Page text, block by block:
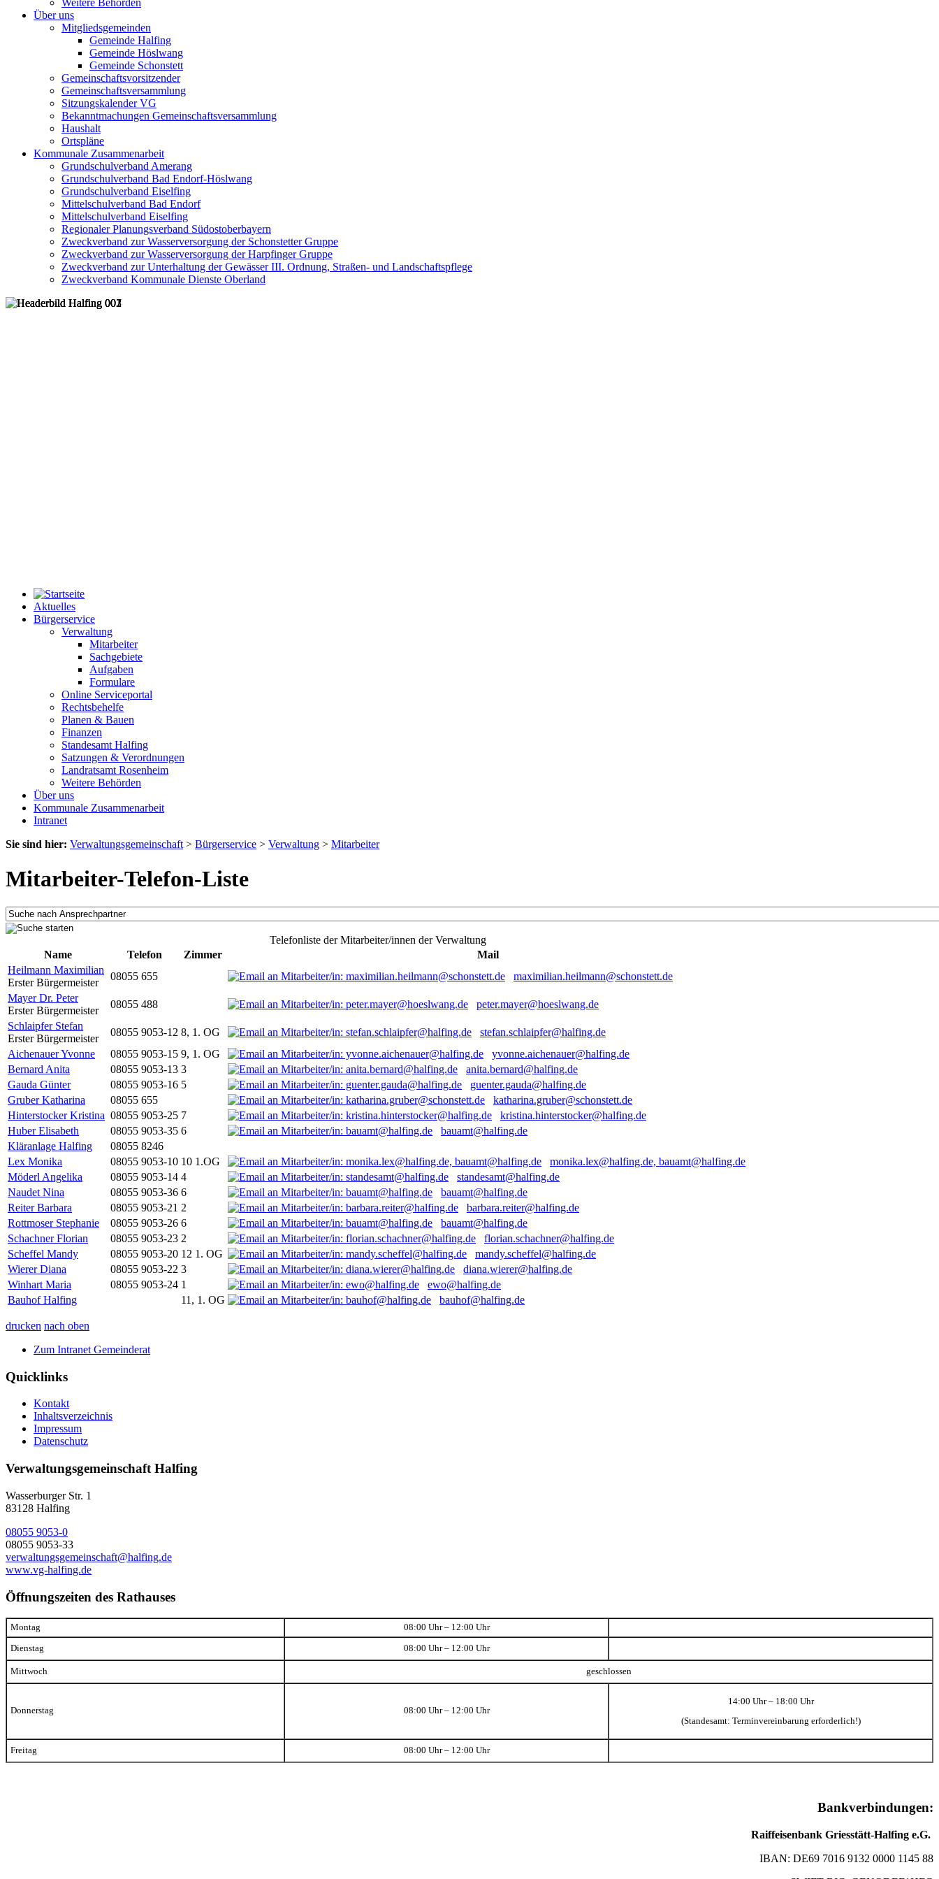
Weitere Behörden
Über uns
Mitgliedsgemeinden
Gemeinde Halfing
Gemeinde Höslwang
Gemeinde Schonstett
Gemeinschaftsvorsitzender
Gemeinschaftsversammlung
Sitzungskalender VG
Bekanntmachungen Gemeinschaftsversammlung
Haushalt
Ortspläne
Kommunale Zusammenarbeit
Grundschulverband Amerang
Grundschulverband Bad Endorf-Höslwang
Grundschulverband Eiselfing
Mittelschulverband Bad Endorf
Mittelschulverband Eiselfing
Regionaler Planungsverband Südostoberbayern
Zweckverband zur Wasserversorgung der Schonstetter Gruppe
Zweckverband zur Wasserversorgung der Harpfinger Gruppe
Zweckverband zur Unterhaltung der Gewässer III. Ordnung, Straßen- und Landschaftspflege
Zweckverband Kommunale Dienste Oberland
Aktuelles
Bürgerservice
Verwaltung
Mitarbeiter
Sachgebiete
Aufgaben
Formulare
Online Serviceportal
Rechtsbehelfe
Planen & Bauen
Finanzen
Standesamt Halfing
Satzungen & Verordnungen
Landratsamt Rosenheim
Weitere Behörden
Über uns
Kommunale Zusammenarbeit
Intranet
Sie sind hier: Verwaltungsgemeinschaft > Bürgerservice > Verwaltung > Mitarbeiter
Mitarbeiter-Telefon-Liste
Telefonliste der Mitarbeiter/innen der Verwaltung
Name
Telefon Zimmer
Mail
Heilmann Maximilian
Erster Bürgermeister
08055 655
maximilian.heilmann@schonstett.de
Mayer Dr. Peter
Erster Bürgermeister
08055 488
peter.mayer@hoeslwang.de
Schlaipfer Stefan
Erster Bürgermeister
08055 9053-12 8, 1. OG
stefan.schlaipfer@halfing.de
Aichenauer Yvonne
08055 9053-15 9, 1. OG
yvonne.aichenauer@halfing.de
Bernard Anita
08055 9053-13 3
anita.bernard@halfing.de
Gauda Günter
08055 9053-16 5
guenter.gauda@halfing.de
Gruber Katharina
08055 655
katharina.gruber@schonstett.de
Hinterstocker Kristina 08055 9053-25 7
kristina.hinterstocker@halfing.de
Huber Elisabeth
08055 9053-35 6
bauamt@halfing.de
Kläranlage Halfing
08055 8246
Lex Monika
08055 9053-10 10 1.OG
monika.lex@halfing.de, bauamt@halfing.de
Möderl Angelika
08055 9053-14 4
standesamt@halfing.de
Naudet Nina
08055 9053-36 6
bauamt@halfing.de
Reiter Barbara
08055 9053-21 2
barbara.reiter@halfing.de
Rottmoser Stephanie
08055 9053-26 6
bauamt@halfing.de
Schachner Florian
08055 9053-23 2
florian.schachner@halfing.de
Scheffel Mandy
08055 9053-20 12 1. OG
mandy.scheffel@halfing.de
Wierer Diana
08055 9053-22 3
diana.wierer@halfing.de
Winhart Maria
08055 9053-24 1
ewo@halfing.de
Bauhof Halfing
11, 1. OG bauhof@halfing.de
drucken nach oben
Zum Intranet Gemeinderat
Quicklinks
Kontakt
Inhaltsverzeichnis
Impressum
Datenschutz
Verwaltungsgemeinschaft Halfing
Wasserburger Str. 1
83128 Halfing
08055 9053-0
08055 9053-33
verwaltungsgemeinschaft@halfing.de
www.vg-halfing.de
Öffnungszeiten des Rathauses
Montag 08:00 Uhr – 12:00 Uhr
Dienstag 08:00 Uhr – 12:00 Uhr
Mittwoch geschlossen
Donnerstag 08:00 Uhr – 12:00 Uhr
14:00 Uhr – 18:00 Uhr
(Standesamt: Terminvereinbarung erforderlich!)
Freitag 08:00 Uhr – 12:00 Uhr
Bankverbindungen:
Raiffeisenbank Griesstätt-Halfing e.G.
IBAN: DE69 7016 9132 0000 1145 88